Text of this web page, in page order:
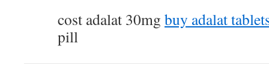
cost adalat 30mg buy adalat
pill